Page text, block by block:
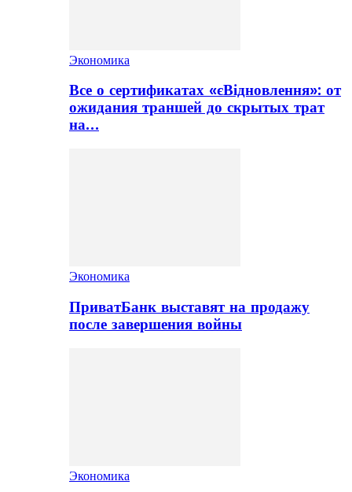
Экономика
Все о сертификатах «єВідновлення»: от
ожидания траншей до скрытых трат
на…
Экономика
ПриватБанк выставят на продажу
после завершения войны
Экономика